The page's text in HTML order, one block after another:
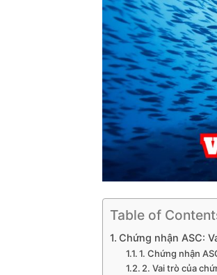
Table of
Chứng nhận ASC:
1. Chứng nhận
2. Vai trò của